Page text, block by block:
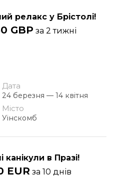
релакс у Брістолі!
GBP за 2 тижні
Дата
24 березня — 14 квітня
Місто
Уінскомб
канікули в Празі!
EUR за 10 днів